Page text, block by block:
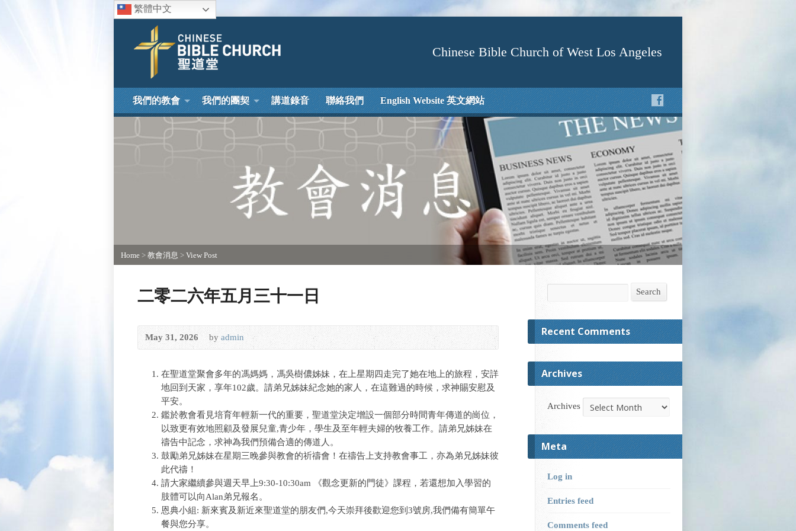
繁體中文
Chinese Bible Church of West Los Angeles
我們的教會 我們的團契 講道錄音 聯絡我們 English Website 英文網站
Home > 教會消息 > View Post
二零二六年五月三十一日
May 31, 2026 by admin
在聖道堂聚會多年的馮媽媽，馮吳樹儂姊妹，在上星期四走完了她在地上的旅程，安詳
地回到天家，享年102歲。請弟兄姊妹紀念她的家人，在這難過的時候，求神賜安慰及
平安。
鑑於教會看見培育年輕新一代的重要，聖道堂決定增設一個部分時間青年傳道的崗位，
以致更有效地照顧及發展兒童,青少年，學生及至年輕夫婦的牧養工作。請弟兄姊妹在
禱告中記念，求神為我們預備合適的傳道人。
鼓勵弟兄姊妹在星期三晚參與教會的祈禱會！在禱告上支持教會事工，亦為弟兄姊妹彼
此代禱！
請大家繼續參與週天早上9:30-10:30am 《觀念更新的門徒》課程，若還想加入學習的
肢體可以向Alan弟兄報名。
恩典小組: 新來賓及新近來聖道堂的朋友們,今天崇拜後歡迎您到3號房,我們備有簡單午
餐與您分享。
Search
Recent Comments
Archives
Archives
Meta
Log in
Entries feed
Comments feed